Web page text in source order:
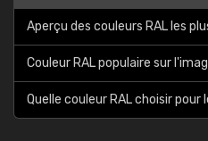
Aperçu des couleurs RAL les
Couleur RAL populaire sur
Quelle couleur RAL choisir